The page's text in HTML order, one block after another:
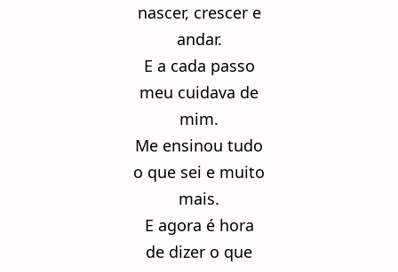
nascer, crescer e
andar.
E a cada passo
meu cuidava de
mim.
Me ensinou tudo
o que sei e muito
mais.
E agora é hora
de dizer o que